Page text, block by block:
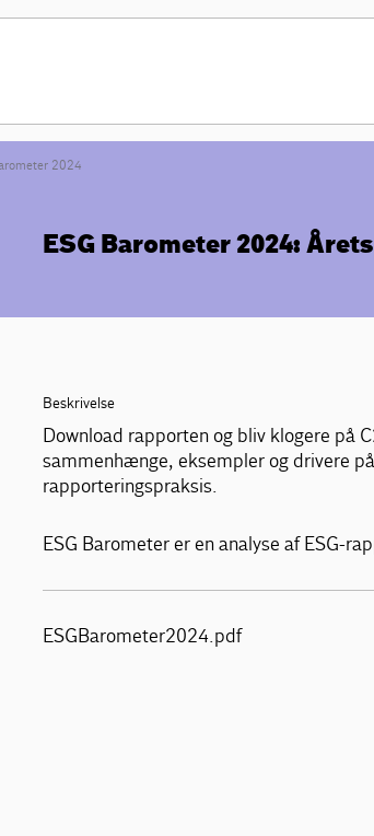
2024
ESG Barometer 2024:
Beskrivelse
Download rapporten og bliv klogere på
sammenhænge, eksempler og drivere
rapporteringspraksis.
ESG Barometer er en analyse af ESG-
ESGBarometer2024.pdf